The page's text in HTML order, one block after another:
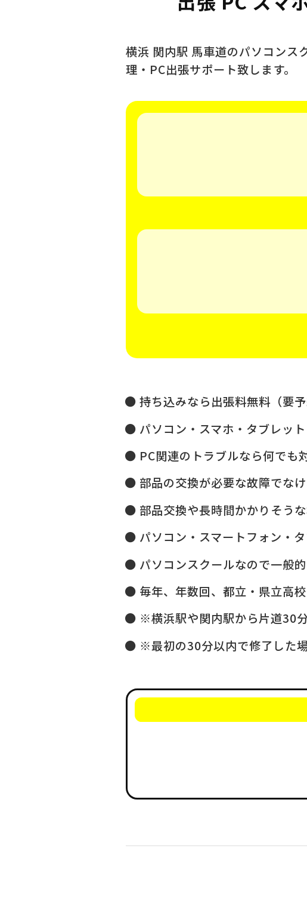
横浜 関内駅 馬車道のパソコンス
理・PC出張サポート致します。
持ち込みなら出張料無料（要予
パソコン・スマホ・タブレット
PC関連のトラブルなら何でも
部品の交換が必要な故障でな
部品交換や長時間かかりそう
パソコン・スマートフォン・
パソコンスクールなので一般
毎年、年数回、都立・県立高
※横浜駅や関内駅から片道30
※最初の30分以内で修了した